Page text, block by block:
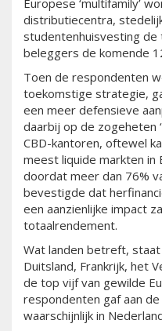
Europese ‘multifamily’
distributiecentra,
studentenhuisvesting
beleggers de komende
Toen de respondenten
toekomstige strategie,
een meer defensieve
daarbij op de zogeheten
CBD-kantoren, oftewel
meest liquide markten in
doordat meer dan 76%
bevestigde dat
een aanzienlijke impact
totaalrendement.
Wat landen betreft,
Duitsland, Frankrijk, het
de top vijf van gewilde
respondenten gaf aan
waarschijnlijk in